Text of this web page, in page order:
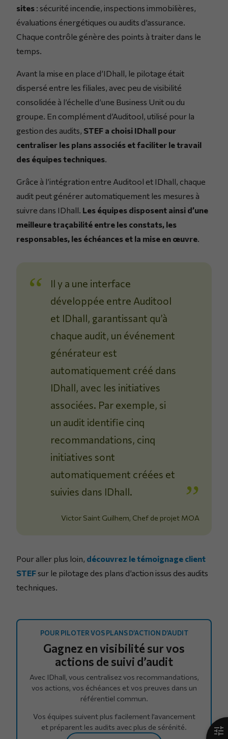
sites : sécurité incendie, inspections immobilières,
évaluations énergétiques ou audits d’assurance.
Chaque contrôle génère des points à traiter dans le
temps.
Avant la mise en place d’IDhall, le pilotage était
dispersé entre les filiales, avec peu de visibilité
consolidée à l’échelle d’une Business Unit ou du
groupe. En complément d’Auditool, utilisé pour la
gestion des audits, STEF a choisi IDhall pour
centraliser les plans associés et faciliter le travail
des équipes techniques.
Grâce à l’intégration entre Auditool et IDhall, chaque
audit peut générer automatiquement les mesures à
suivre dans IDhall. Les équipes disposent ainsi d’une
meilleure traçabilité entre les constats, les
responsables, les échéances et la mise en œuvre.
Il y a une interface
développée entre Auditool
et IDhall, garantissant qu’à
chaque audit, un événement
générateur est
automatiquement créé dans
IDhall, avec les initiatives
associées. Par exemple, si
un audit identifie cinq
recommandations, cinq
initiatives sont
automatiquement créées et
suivies dans IDhall.
Victor Saint Guilhem, Chef de projet MOA
Pour aller plus loin, découvrez le témoignage client
STEF sur le pilotage des plans d’action issus des audits
techniques.
POUR PILOTER VOS PLANS D’ACTION D’AUDIT
Gagnez en visibilité sur vos
actions de suivi d’audit
Avec IDhall, vous centralisez vos recommandations,
vos actions, vos échéances et vos preuves dans un
référentiel commun.
Vos équipes suivent plus facilement l’avancement
et préparent les audits avec plus de sérénité.